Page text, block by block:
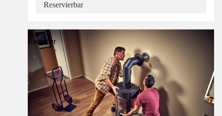
Reservierbar
Ratgeber